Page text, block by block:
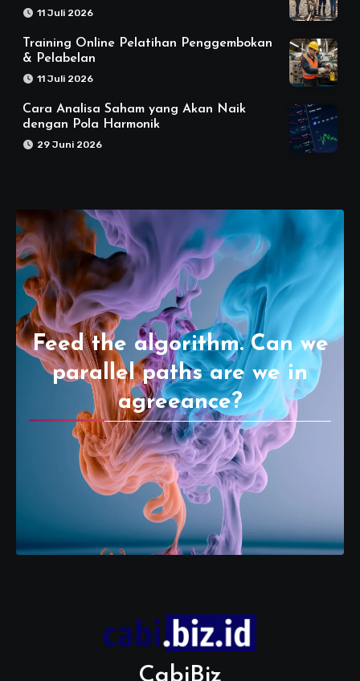
11 Juli 2026
Training Online Pelatihan Penggembokan
& Pelabelan
11 Juli 2026
Cara Analisa Saham yang Akan Naik
dengan Pola Harmonik
29 Juni 2026
Feed the algorithm. Can we
parallel paths are we in
agreeance?
CabiBiz